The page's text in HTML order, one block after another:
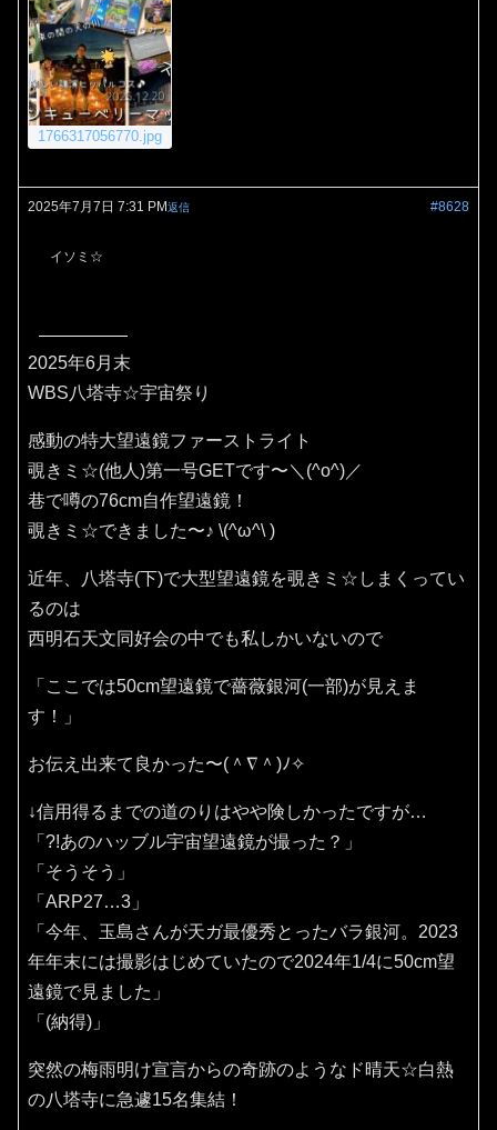
1766317056770.jpg
2025年7月7日 7:31 PM #8628
返信
イソミ☆
2025年6月末
WBS八塔寺☆宇宙祭り
感動の特大望遠鏡ファーストライト
覗きミ☆(他人)第一号GETです〜＼(^o^)／
巷で噂の76cm自作望遠鏡！
覗きミ☆できました〜♪⁠ ⁠\⁠(⁠^⁠ω⁠^⁠\⁠ ⁠)
近年、八塔寺(下)で大型望遠鏡を覗きミ☆しまくってい
るのは
西明石天文同好会の中でも私しかいないので
「ここでは50cm望遠鏡で薔薇銀河(一部)が見えま
す！」
お伝え出来て良かった〜(⁠＾⁠∇⁠＾⁠)⁠ﾉ⁠✧⁠
↓信用得るまでの道のりはやや険しかったですが…
「?!あのハッブル宇宙望遠鏡が撮った？」
「そうそう」
「ARP27…3」
「今年、玉島さんが天ガ最優秀とったバラ銀河。2023
年年末には撮影はじめていたので2024年1/4に50cm望
遠鏡で見ました」
「(納得)」
突然の梅雨明け宣言からの奇跡のようなド晴天☆白熱
の八塔寺に急遽15名集結！